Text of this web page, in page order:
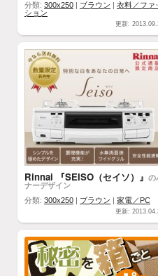
分類: 300x250 ブラウン
衣料／ファ
ション
更新:
Rinnai 『SEISO（セイソ）』 の
ナーデザイン
分類: 300x250 ブラウン 家電／PC
更新: